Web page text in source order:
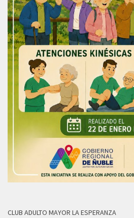
CLUB ADULTO MAYOR LA ESPERANZA